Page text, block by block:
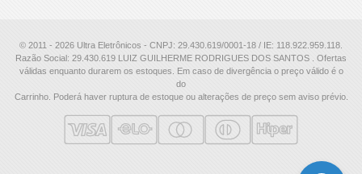
© 2011 - 2026 Ultra Eletrônicos - CNPJ: 29.430.619/0001-18 / IE: 118.922.959.118.
Razão Social: 29.430.619 LUIZ GUILHERME RODRIGUES DOS SANTOS . Ofertas
válidas enquanto durarem os estoques. Em caso de divergência o preço válido é o
do
Carrinho. Poderá haver ruptura de estoque ou alterações de preço sem aviso prévio.